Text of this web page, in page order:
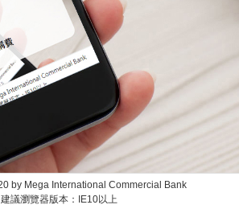
by Mega International Commercial Bank
建議瀏覽器版本：IE10以上